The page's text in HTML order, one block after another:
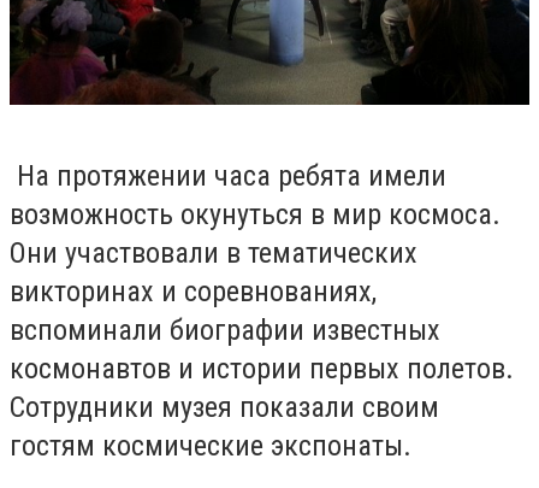
На протяжении часа ребята имели
возможность окунуться в мир космоса.
Они участвовали в тематических
викторинах и соревнованиях,
вспоминали биографии известных
космонавтов и истории первых полетов.
Сотрудники музея показали своим
гостям космические экспонаты.